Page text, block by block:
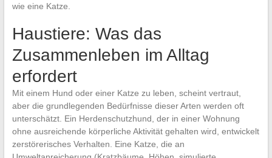
wie eine Katze.
Haustiere: Was das
Zusammenleben im Alltag
erfordert
Mit einem Hund oder einer Katze zu leben, scheint vertraut,
aber die grundlegenden Bedürfnisse dieser Arten werden oft
unterschätzt. Ein Herdenschutzhund, der in einer Wohnung
ohne ausreichende körperliche Aktivität gehalten wird, entwickelt
zerstörerisches Verhalten. Eine Katze, die an